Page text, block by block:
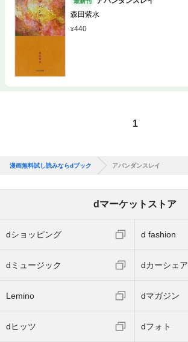
森田紫水
440
1
漫画無料試し読みならdブック アバンダンスレイ
dマーケットストア
dショッピング d fashion
dミュージック dカーシェア
Lemino dマガジン
dヒッツ dフォト